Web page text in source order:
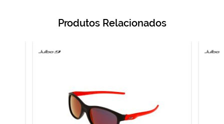
Produtos Relacionados